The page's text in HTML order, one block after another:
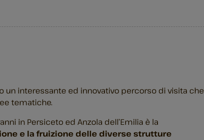
un interessante ed innovativo percorso di visita che
tematiche.
in Persiceto ed Anzola dell’Emilia è la
e la fruizione delle diverse strutture